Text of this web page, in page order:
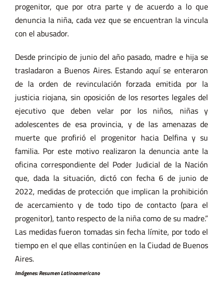
progenitor, que por otra parte y de acuerdo a lo que
denuncia la niña, cada vez que se encuentran la vincula
con el abusador.
Desde principio de junio del año pasado, madre e hija se
trasladaron a Buenos Aires. Estando aquí se enteraron
de la orden de revinculación forzada emitida por la
justicia riojana, sin oposición de los resortes legales del
ejecutivo que deben velar por los niños, niñas y
adolescentes de esa provincia, y de las amenazas de
muerte que profirió el progenitor hacia Delfina y su
familia. Por este motivo realizaron la denuncia ante la
oficina correspondiente del Poder Judicial de la Nación
que, dada la situación, dictó con fecha 6 de junio de
2022, medidas de protección que implican la prohibición
de acercamiento y de todo tipo de contacto (para el
progenitor), tanto respecto de la niña como de su madre.”
Las medidas fueron tomadas sin fecha límite, por todo el
tiempo en el que ellas continúen en la Ciudad de Buenos
Aires.
Imágenes: Resumen Latinoamericano